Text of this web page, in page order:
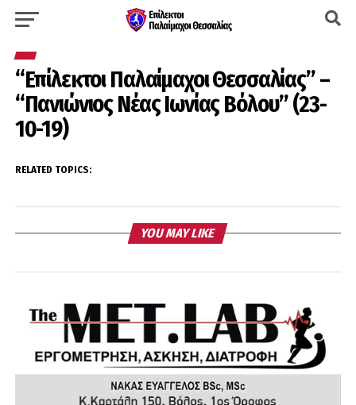
“Επίλεκτοι Παλαίμαχοι Θεσσαλίας” –
“Πανιώνιος Νέας Ιωνίας Βόλου” (23-
10-19)
RELATED TOPICS:
YOU MAY LIKE